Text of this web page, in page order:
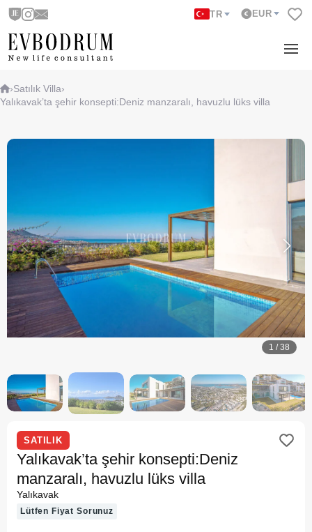
TR EUR
›Satılık Villa›
Yalıkavak’ta şehir konsepti:Deniz manzaralı, havuzlu lüks villa
1 /38
SATILIK
Yalıkavak’ta şehir konsepti:Deniz
manzaralı, havuzlu lüks villa
Yalıkavak
Lütfen Fiyat Sorunuz